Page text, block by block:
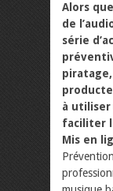
Alors
de
série
à
faciliter
Mis en